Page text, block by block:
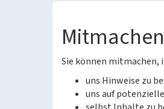
Sie können mitmachen,
uns Hinweise zu
uns auf